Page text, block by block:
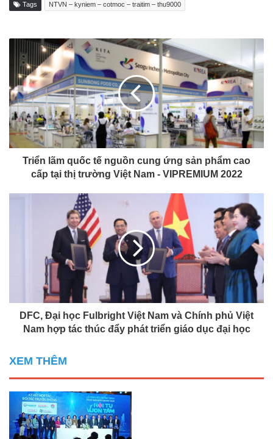
Tags NTVN – kyniem – cotmoc – traitim – thu9000
Triển lãm quốc tế nguồn cung ứng sản phẩm cao
cấp tại thị trường Việt Nam - VIPREMIUM 2022
DFC, Đại học Fulbright Việt Nam và Chính phủ Việt
Nam hợp tác thúc đẩy phát triển giáo dục đại học
XEM THÊM